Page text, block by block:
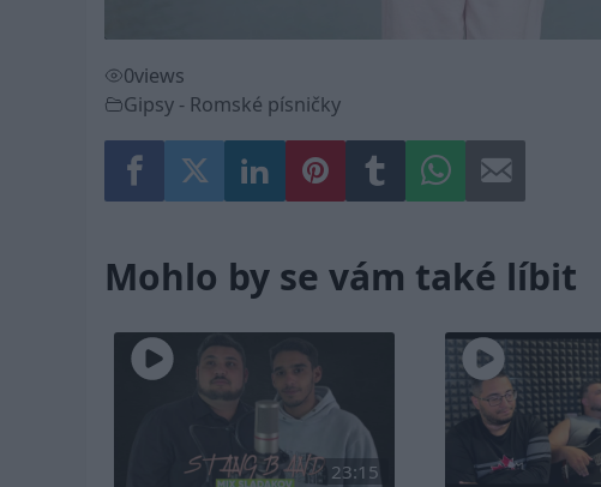
0views
Gipsy - Romské písničky
Mohlo by se vám také líbit
23:15